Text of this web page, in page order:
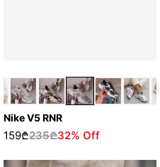
Nike V5 RNR
159₾235₾32% Off